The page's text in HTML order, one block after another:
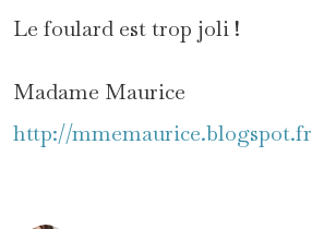
Le foulard est trop joli !
Madame Maurice
http://mmemaurice.blogspot.fr